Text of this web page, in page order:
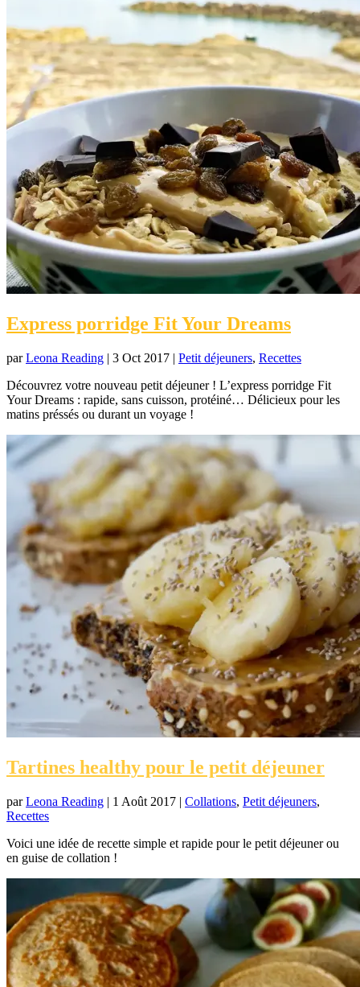
Express porridge Fit Your Dreams
parLeona Reading | 3 Oct 2017 | Petit déjeuners, Recettes
Découvrez votre nouveau petit déjeuner ! L’express porridge Fit
Your Dreams : rapide, sans cuisson, protéiné… Délicieux pour les
matins préssés ou durant un voyage !
Tartines healthy pour le petit déjeuner
parLeona Reading | 1 Août 2017 | Collations, Petit déjeuners,
Recettes
Voici une idée de recette simple et rapide pour le petit déjeuner ou
en guise de collation !